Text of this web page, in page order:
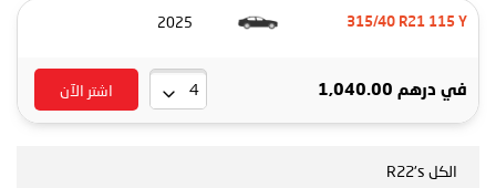
315/40 R21 115 Y
2025
في درهم 1,040.00 اشتر الآن
الكل R22's